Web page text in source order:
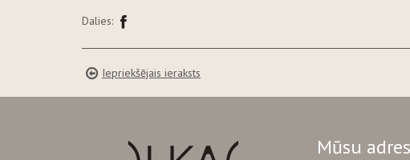
Dalies:
Iepriekšējais ieraksts
Mūsu